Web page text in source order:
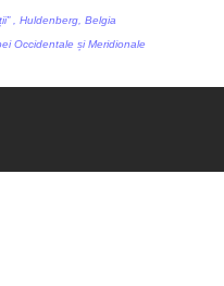
, Huldenberg, Belgia
Occidentale și Meridionale